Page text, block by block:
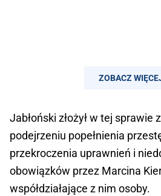
ZOBACZ
Jabłoński złożył w tej
podejrzeniu popełnienia
przekroczenia uprawnień i
obowiązków przez Marcina
współdziałające z nim osoby.